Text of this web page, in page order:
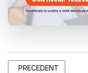
ARTICOL
PRECEDENT